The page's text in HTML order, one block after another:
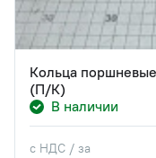
Кольца
(П/К)
В наличии
с НДС / за